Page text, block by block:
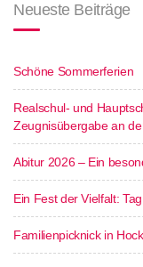
Neueste Beiträge
Schöne Sommerferien
Realschul- und
Zeugnisübergabe an
Abitur 2026 – Ein
Ein Fest der Vielfalt:
Familienpicknick in